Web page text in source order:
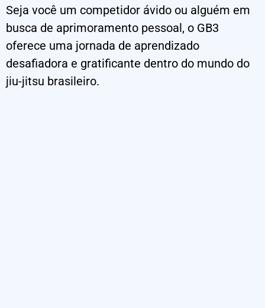
Seja você um competidor ávido ou alguém em
busca de aprimoramento pessoal, o GB3
oferece uma jornada de aprendizado
desafiadora e gratificante dentro do mundo do
jiu-jitsu brasileiro.